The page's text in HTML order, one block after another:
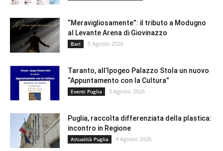
“Meravigliosamente”: il tributo a Modugno
al Levante Arena di Giovinazzo
Bari 5 Agosto 2026
Taranto, all’Ipogeo Palazzo Stola un nuovo
“Appuntamento con la Cultura”
Eventi Puglia 5 Agosto 2026
Puglia, raccolta differenziata della plastica:
incontro in Regione
Attualità Puglia 4 Agosto 2026